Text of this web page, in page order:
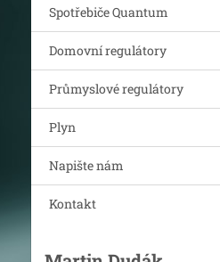
Spotřebiče Quantum
Domovní regulátory
Průmyslové regulátory
Plyn
Napište nám
Kontakt